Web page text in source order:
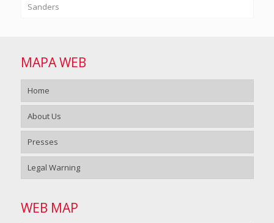
Sanders
MAPA WEB
Home
About Us
Presses
Legal Warning
WEB MAP